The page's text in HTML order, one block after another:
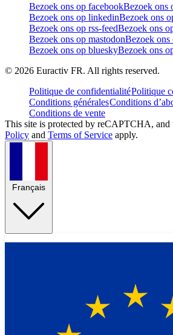
Bezoek ons op facebookBezoek ons
Bezoek ons op linkedinBezoek ons
Bezoek ons op rss-feedBezoek ons
Bezoek ons op mastodonBezoek ons
Bezoek ons op blueskyBezoek ons
© 2026 Euractiv FR. All rights reserved.
Politique de confidentialitéPolitique
Conditions généralesConditions
Conditions de vente
This site is protected by reCAPTCHA, and
Policy and Terms of Service apply.
Français